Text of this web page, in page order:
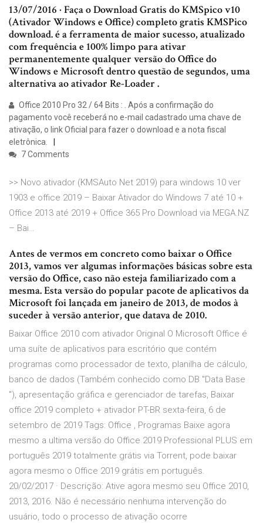
13/07/2016 · Faça o Download Gratis do KMSpico v10
(Ativador Windows e Office) completo gratis KMSPico
download. é a ferramenta de maior sucesso, atualizado
com frequência e 100% limpo para ativar
permanentemente qualquer versão do Office do
Windows e Microsoft dentro questão de segundos, uma
alternativa ao ativador Re-Loader .
Office 2010 Pro 32 / 64 Bits : . Após a confirmação do
pagamento você receberá no e-mail cadastrado uma chave de
ativação, o link Oficial para fazer o download e a nota fiscal
eletrônica.
7 Comments
>> Novo ativador (KMSAuto Net 2019) para windows 10 ver
1903 e office 2019 – Baixar Ativador do Windows 7 até 10 +
Office 2013 até 2019 + Office 365 Pro Download via MEGA.NZ
– Bai…
Antes de vermos em concreto como baixar o Office
2013, vamos ver algumas informações básicas sobre esta
versão do Office, caso não esteja familiarizado com a
mesma. Esta versão do popular pacote de aplicativos da
Microsoft foi lançada em janeiro de 2013, de modos à
suceder à versão anterior, que datava de 2010.
Baixar Office 2010 com ativador Original O Microsoft Office é
uma suíte de aplicativos para escritório que contém
programas como processador de texto, planilha de cálculo,
banco de dados (Também conhecido como DB "Data Base
"), apresentação gráfica e gerenciador de tarefas, Baixar
office 2019 completo + ativador PT-BR sexta-feira, 6 de
setembro de 2019 Tags: Office , Programas Baixe agora
mesmo a ultima versão do Office 2019 Professional PLUS em
português 2019 totalmente grátis via Torrent, pode baixar
agora mesmo o Office 2019 grátis em português.
20/02/2017 · Descrição: Ative agora mesmo seu Office 2010,
2013, 2016. Não é necessário nenhuma intervenção do
usuário, todo o processo de ativação ocorre